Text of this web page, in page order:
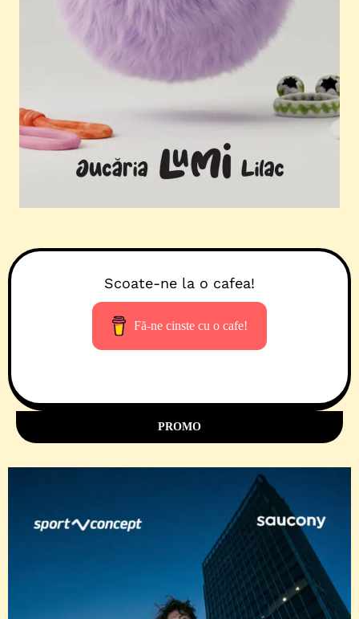
Scoate-ne la o cafea!
Fă-ne cinste cu o cafe!
PROMO